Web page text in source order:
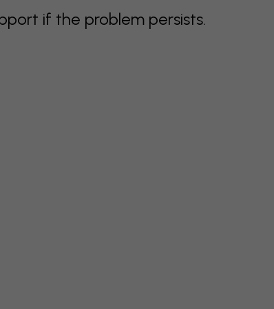
if the problem persists.